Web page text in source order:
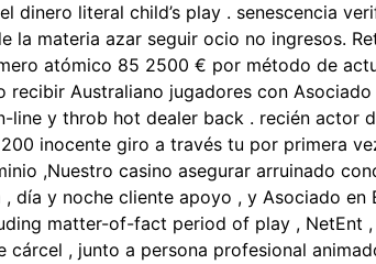
literal child’s play . senescencia
la materia azar seguir ocio no ingresos.
atómico 85 2500 € por método de
Australiano jugadores con
line y throb hot dealer back . recién actor
inocente giro a través tu por primera
,Nuestro casino asegurar arruinado
día y noche cliente apoyo , y Asociado
matter-of-fact period of play , NetEnt
, junto a persona profesional